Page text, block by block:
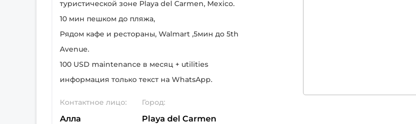
туристической зоне Playa del Carmen, Mexico.
10 мин пешком до пляжа,
Рядом кафе и рестораны, Walmart ,5мин до 5th
Avenue.
100 USD maintenance в месяц + utilities
информация только текст на WhatsApp.
Контактное лицо:
Алла
Город:
Playa del Carmen